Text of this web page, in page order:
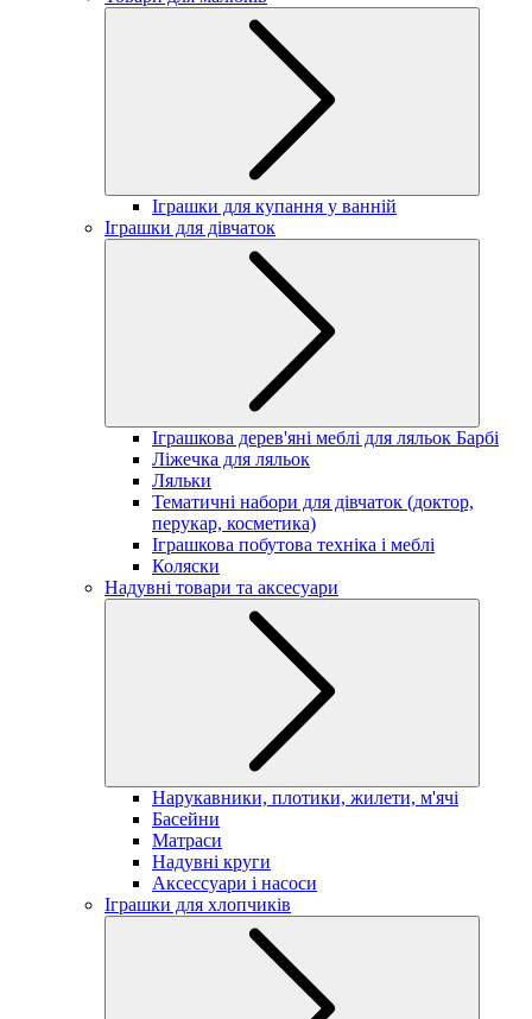
Іграшки для купання у ванній
Іграшки для дівчаток
Іграшкова дерев'яні меблі для ляльок Барбі
Ліжечка для ляльок
Ляльки
Тематичні набори для дівчаток (доктор,
перукар, косметика)
Іграшкова побутова техніка і меблі
Коляски
Надувні товари та аксесуари
Нарукавники, плотики, жилети, м'ячі
Басейни
Матраси
Надувні круги
Аксессуари і насоси
Іграшки для хлопчиків